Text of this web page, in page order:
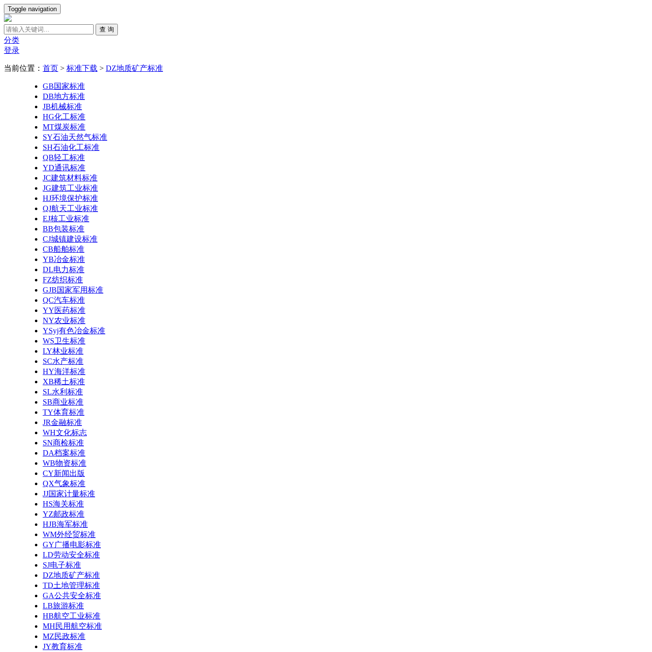
Toggle navigation
查 询
分类
登录
当前位置： 首页 > 标准下载 > DZ地质矿产标准
GB国家标准
DB地方标准
JB机械标准
HG化工标准
MT煤炭标准
SY石油天然气标准
SH石油化工标准
QB轻工标准
YD通讯标准
JC建筑材料标准
JG建筑工业标准
HJ环境保护标准
QJ航天工业标准
EJ核工业标准
BB包装标准
CJ城镇建设标准
CB船舶标准
YB冶金标准
DL电力标准
FZ纺织标准
GJB国家军用标准
QC汽车标准
YY医药标准
NY农业标准
YSyj有色冶金标准
WS卫生标准
LY林业标准
SC水产标准
HY海洋标准
XB稀土标准
SL水利标准
SB商业标准
TY体育标准
JR金融标准
WH文化标志
SN商检标准
DA档案标准
WB物资标准
CY新闻出版
QX气象标准
JJ国家计量标准
HS海关标准
YZ邮政标准
HJB海军标准
WM外经贸标准
GY广播电影标准
LD劳动安全标准
SJ电子标准
DZ地质矿产标准
TD土地管理标准
GA公共安全标准
LB旅游标准
HB航空工业标准
MH民用航空标准
MZ民政标准
JY教育标准